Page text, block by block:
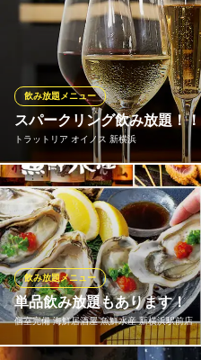
おすすめなのが「通年プラン」
ス9,900円(税込)～ご用意。 「
に、ブライダルのシェフが旬の
りぬいた料理をご提供いたしま
心・安全に配慮したスタイルで
ラグナスイート新横浜
夜景有の貸切パーティー
ＪＲ新横浜駅北口 徒歩5分
神奈川県横浜市港北区新横浜2-6-6
スパークリング飲み放題！！
トラットリア オイノス 新横浜
飲み放題メニュー
当店の飲み放題はスパークリン
ーコースは5000円～！！ 2時間
楽しめるプランなど多種ご用意
イン、赤ワイン、白ワイン、キ
テル多数。50種類以上が飲み放
トラットリア オイノス 新横
溶岩石の肉料理とワイン
横浜市営地下鉄新横浜駅 徒歩
単品飲み放題もあります！
個室完備 海鮮居酒屋 魚鮮水産 新横浜駅前店
飲み放題メニュー